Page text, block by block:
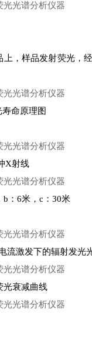
，样品发射荧光，
命原理图
X射线
：6米，c：30米
流激发下的辐射发光
光衰减曲线